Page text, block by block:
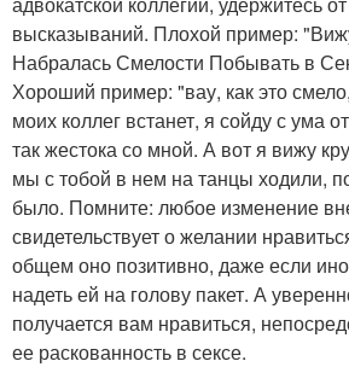
высказываний. Плохой пример:
Набралась Смелости Побывать в
Хороший пример: "вау, как это
моих коллег встанет, я сойду с ума
так жестока со мной. А вот я вижу
мы с тобой в нем на танцы ходили,
было. Помните: любое изменение
свидетельствует о желании
общем оно позитивно, даже если
надеть ей на голову пакет. А
получается вам нравиться,
ее раскованность в сексе.